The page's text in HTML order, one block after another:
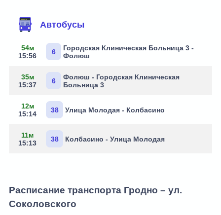
Автобусы
54м
15:56
6
Городская Клиническая Больница 3 -
Фолюш
35м
15:37
6
Фолюш - Городская Клиническая
Больница 3
12м
15:14
38 Улица Молодая - Колбасино
11м
15:13
38 Колбасино - Улица Молодая
Расписание транспорта Гродно – ул.
Соколовского